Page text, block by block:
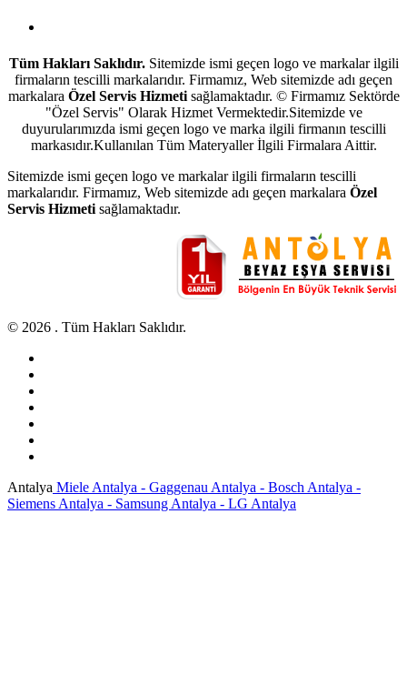
Tüm Hakları Saklıdır. Sitemizde ismi geçen logo ve markalar ilgili
firmaların tescilli markalarıdır. Firmamız, Web sitemizde adı geçen
markalara Özel Servis Hizmetisağlamaktadır. © Firmamız Sektörde
"Özel Servis" Olarak Hizmet Vermektedir.Sitemizde ve
duyurularımızda ismi geçen logo ve marka ilgili firmanın tescilli
markasıdır.Kullanılan Tüm Materyaller İlgili Firmalara Aittir.
Sitemizde ismi geçen logo ve markalar ilgili firmaların tescilli
markalarıdır. Firmamız, Web sitemizde adı geçen markalara Özel
Servis Hizmeti sağlamaktadır.
© 2026 . Tüm Hakları Saklıdır.
Antalya Miele Antalya - Gaggenau Antalya - Bosch Antalya -
Siemens Antalya - Samsung Antalya - LG Antalya